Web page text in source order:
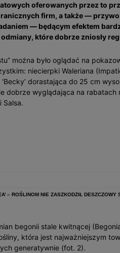
oferowanych przez to
firm, a także —
— będącym efektem
które dobrze zniosły
można było oglądać na
niecierpki Waleriana
dorastająca do 25 cm
dobrze wyglądająca na rabatach
Salsa.
– ROŚLINOM NIE ZASZKODZIŁ DESZCZOWY
begonii stale kwitnącej
która jest najważniejszym
generatywnie (fot. 2).